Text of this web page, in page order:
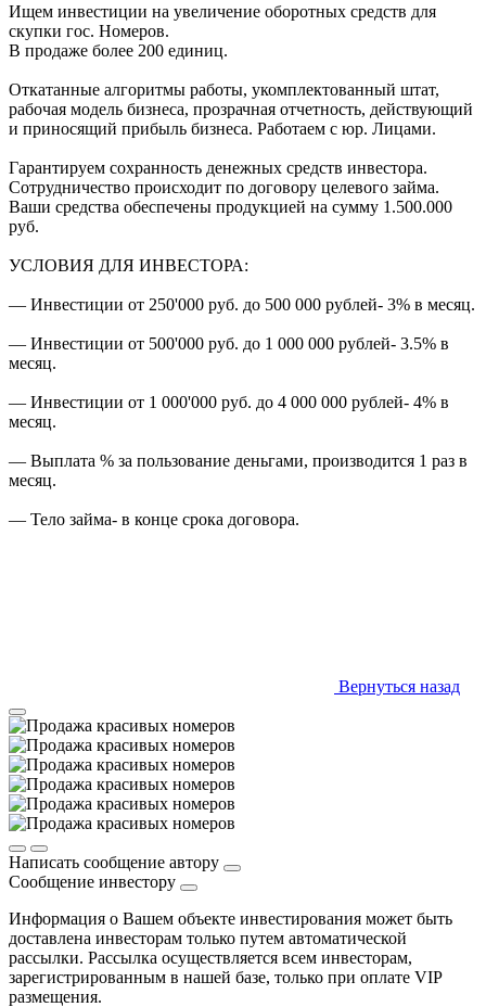
Ищем инвестиции на увеличение оборотных средств для
скупки гос. Номеров.
В продаже более 200 единиц.
Откатанные алгоритмы работы, укомплектованный штат,
рабочая модель бизнеса, прозрачная отчетность, действующий
и приносящий прибыль бизнеса. Работаем с юр. Лицами.
Гарантируем сохранность денежных средств инвестора.
Сотрудничество происходит по договору целевого займа.
Ваши средства обеспечены продукцией на сумму 1.500.000
руб.
УСЛОВИЯ ДЛЯ ИНВЕСТОРА:
— Инвестиции от 250'000 руб. до 500 000 рублей- 3% в месяц.
— Инвестиции от 500'000 руб. до 1 000 000 рублей- 3.5% в
месяц.
— Инвестиции от 1 000'000 руб. до 4 000 000 рублей- 4% в
месяц.
— Выплата % за пользование деньгами, производится 1 раз в
месяц.
— Тело займа- в конце срока договора.
Вернуться назад
Написать сообщение автору
Сообщение инвестору
Информация о Вашем объекте инвестирования может быть
доставлена инвесторам только путем автоматической
рассылки. Рассылка осуществляется всем инвесторам,
зарегистрированным в нашей базе, только при оплате VIP
размещения.